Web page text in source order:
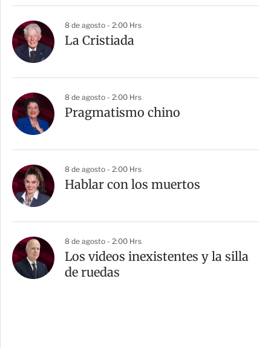
8 de agosto - 2:00 Hrs
La Cristiada
8 de agosto - 2:00 Hrs
Pragmatismo chino
8 de agosto - 2:00 Hrs
Hablar con los muertos
8 de agosto - 2:00 Hrs
Los videos inexistentes y la silla
de ruedas